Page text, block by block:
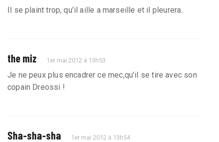
Il se plaint trop, qu’il aille a marseille et il pleurera..
the miz 1er mai 2012 à 13h53
Je ne peux plus encadrer ce mec,qu’il se tire avec son
copain Dreossi !
Sha-sha-sha 1er mai 2012 à 13h54